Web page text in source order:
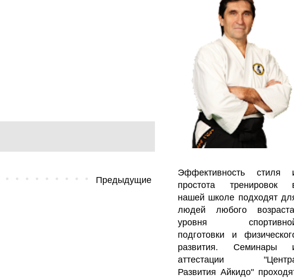
Предыдущие
Эффективность стиля
простота тренировок
нашей школе подходят
людей любого
уровня
подготовки и
развития. Семинары
аттестации
Развития Айкидо"